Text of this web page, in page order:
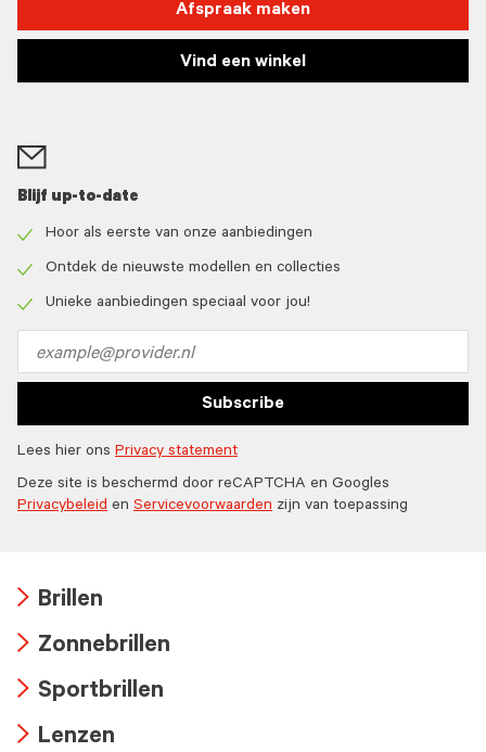
Afspraak maken
Vind een winkel
Blijf up-to-date
icon
Hoor als eerste van onze aanbiedingen
icon
Ontdek de nieuwste modellen en collecties
Unieke aanbiedingen speciaal voor jou!
address
Subscribe
Lees hier ons Privacy statement
Deze site is beschermd door reCAPTCHA en Googles
Privacybeleid en Servicevoorwaarden zijn van toepassing
icon
Brillen
icon
Zonnebrillen
icon
Sportbrillen
Lenzen